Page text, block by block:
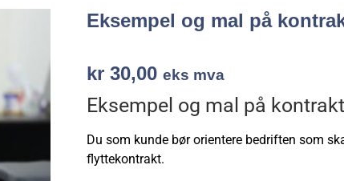
Eksempel og mal på
kr30,00 eks mva
Eksempel og mal på
Du som kunde bør orientere bedriften som
flyttekontrakt.